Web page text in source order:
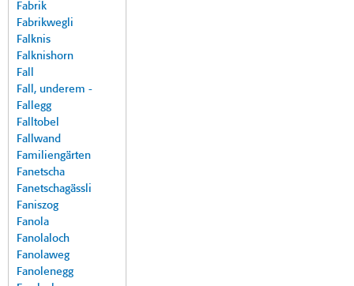
Fabrik
Fabrikwegli
Falknis
Falknishorn
Fall
Fall, underem -
Fallegg
Falltobel
Fallwand
Familiengärten
Fanetscha
Fanetschagässli
Faniszog
Fanola
Fanolaloch
Fanolaweg
Fanolenegg